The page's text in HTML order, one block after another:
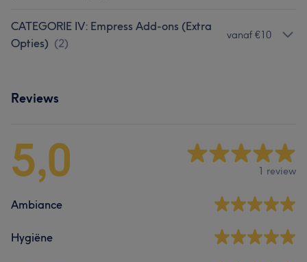
CATEGORIE IV: Empress Add-ons (Extra
Opties) (2)
vanaf €10
Reviews
5,0 1 review
Ambiance
Hygiëne